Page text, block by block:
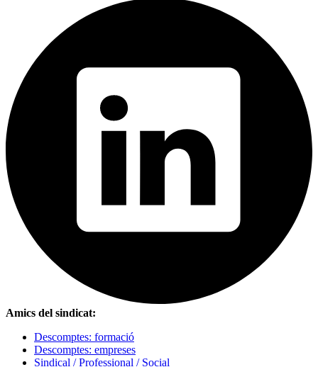
Amics del sindicat:
Descomptes: formació
Descomptes: empreses
Sindical / Professional / Social